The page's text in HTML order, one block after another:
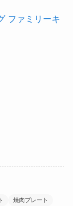
焼肉プレート